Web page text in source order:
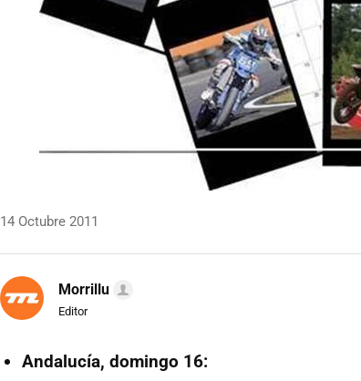
14 Octubre 2011
Morrillu
Editor
Andalucía, domingo 16: